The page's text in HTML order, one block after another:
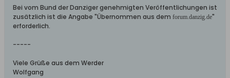
Bei vom Bund der Danziger genehmigten Veröffentlichungen ist
zusätzlich ist die Angabe "Übernommen aus dem forum.danzig.de"
erforderlich.
-----
Viele Grüße aus dem Werder
Wolfgang